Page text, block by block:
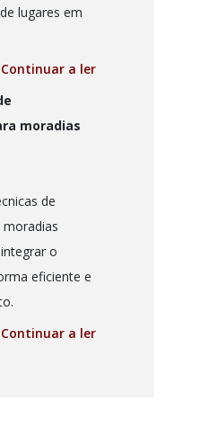
lugares em
Continuar a ler
moradias
de
o
eficiente e
Continuar a ler